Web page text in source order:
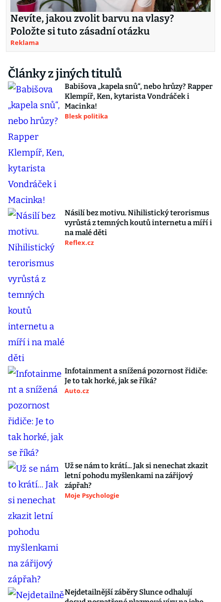
Nevíte, jakou zvolit barvu na vlasy?
Položte si tuto zásadní otázku
Reklama
Články z jiných titulů
Babišova „kapela snů“, nebo hrůzy? Rapper
Klempíř, Ken, kytarista Vondráček i
Macinka!
Blesk politika
Násilí bez motivu. Nihilistický terorismus
vyrůstá z temných koutů internetu a míří i
na malé děti
Reflex.cz
Infotainment a snížená pozornost řidiče:
Je to tak horké, jak se říká?
Auto.cz
Už se nám to krátí... Jak si nenechat zkazit
letní pohodu myšlenkami na zářijový
zápřah?
Moje Psychologie
Nejdetailnější záběry Slunce odhalují